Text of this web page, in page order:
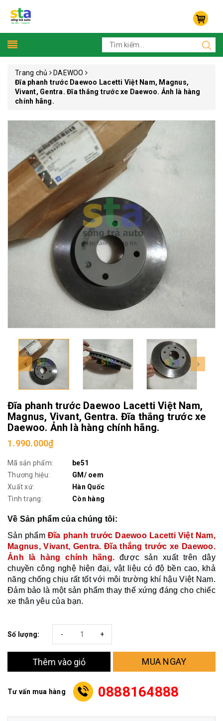
Trang chủ
DAEWOO
Đĩa phanh trước Daewoo Lacetti Việt Nam, Magnus,
Vivant, Gentra. Đĩa thắng trước xe Daewoo. Ảnh là hàng
chính hãng.
Đĩa phanh trước Daewoo Lacetti Việt Nam,
Magnus, Vivant, Gentra. Đĩa thắng trước xe
Daewoo. Ảnh là hàng chính hãng.
1.990.000₫
Mã sản phẩm:
be51
Thương hiệu:
GM/ oem
Xuất xứ:
Hàn Quốc
Tình trạng:
Còn hàng
Về Sản phẩm của chúng tôi:
Sản phẩm Đĩa phanh trước Daewoo Lacetti Việt Nam,
Magnus, Vivant, Gentra. Đĩa thắng trước xe Daewoo.
Ảnh là hàng chính hãng.được sản xuất trên dây
chuyền công nghệ hiện đại, vật liệu có độ bền cao, khả
năng chống chịu rất tốt với môi trường khí hậu Việt Nam.
Đảm bảo là một sản phẩm thay thế xứng đáng cho chiếc
xe thân yêu của bạn.
Số lượng: +
-
Thêm vào giỏ MUA NGAY
Tư vấn mua hàng 0888164888